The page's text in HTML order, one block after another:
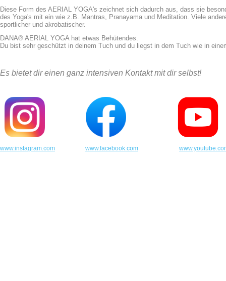
Diese Form des AERIAL YOGA's zeichnet sich dadurch aus, dass sie
des Yoga's mit ein wie z.B. Mantras, Pranayama und Meditation. Viele
sportlicher und akrobatischer.
DANA® AERIAL YOGA hat etwas Behütendes.
Du bist sehr geschützt in deinem Tuc h und du liegst in dem Tuch wie in
Es bietet dir einen ganz intensiven Kontakt mit dir selbst!
www.instagram.com www.facebook.com